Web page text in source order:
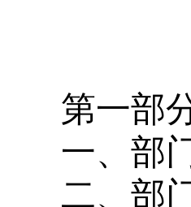
第一部
一、部
二、部